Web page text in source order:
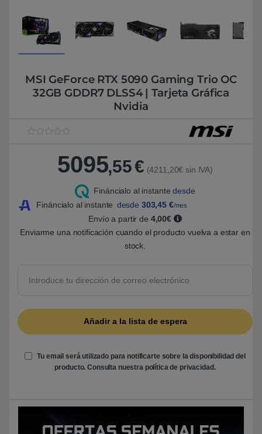
MSI GeForce RTX 5090 Gaming Trio OC
32GB GDDR7 DLSS4 | Tarjeta Gráfica
Nvidia
o
5
0
5
s
c
5095,55€ (4211,20€ sin IVA)
Fináncialo al instante desde
Fináncialo al instante desde 303,45€/mes
Envío a partir de 4,00€
Enviarme una notificación cuando el producto vuelva a estar en
stock.
Tu email será utilizado para notificarte sobre la disponibilidad del
producto. Consulta nuestra política de privacidad.